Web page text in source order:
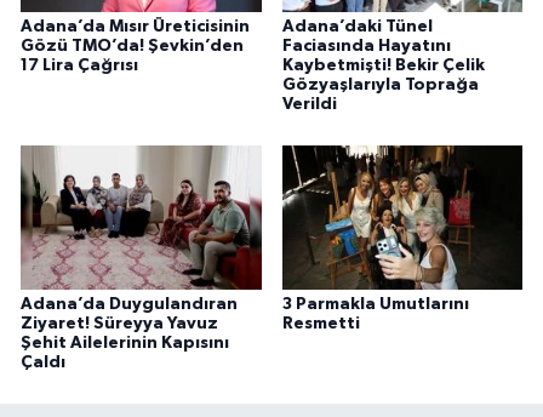
Adana’da Mısır Üreticisinin
Gözü TMO’da! Şevkin’den
17 Lira Çağrısı
Adana’daki Tünel
Faciasında Hayatını
Kaybetmişti! Bekir Çelik
Gözyaşlarıyla Toprağa
Verildi
Adana’da Duygulandıran
Ziyaret! Süreyya Yavuz
Şehit Ailelerinin Kapısını
Çaldı
3 Parmakla Umutlarını
Resmetti